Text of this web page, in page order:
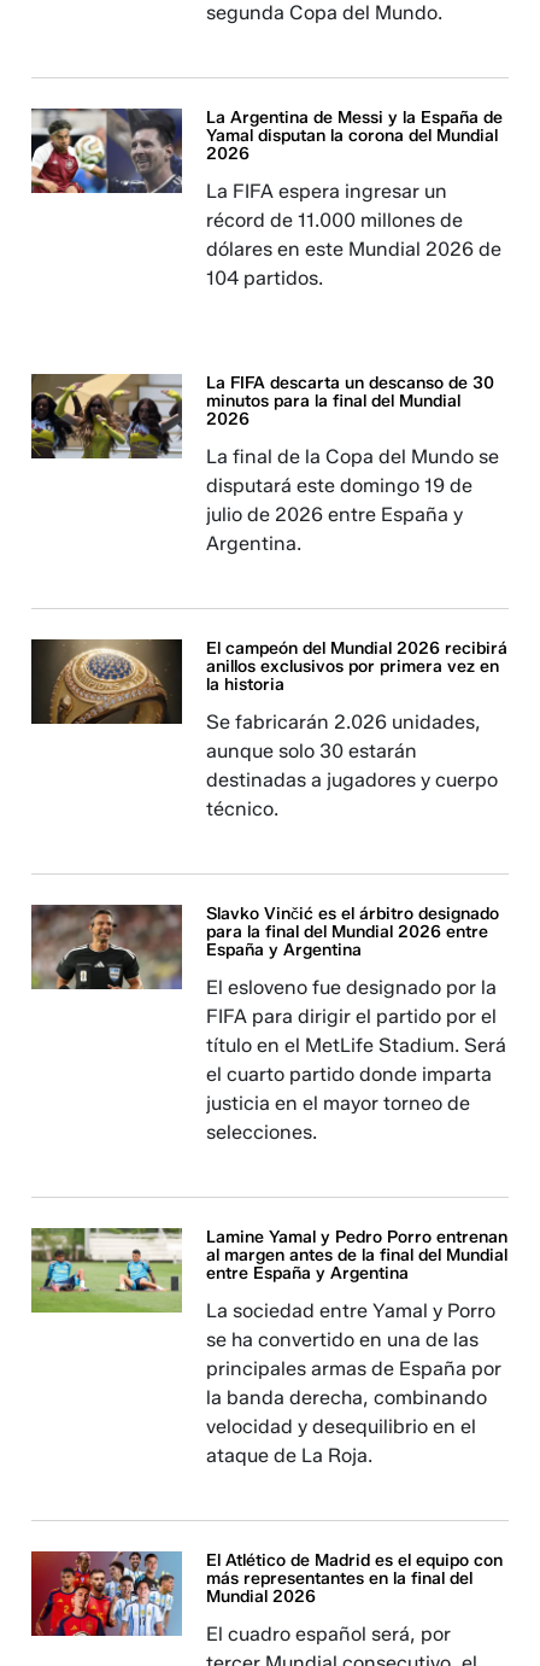
segunda Copa del Mundo.
La Argentina de Messi y la España de
Yamal disputan la corona del Mundial
2026
La FIFA espera ingresar un
récord de 11.000 millones de
dólares en este Mundial 2026 de
104 partidos.
La FIFA descarta un descanso de 30
minutos para la final del Mundial
2026
La final de la Copa del Mundo se
disputará este domingo 19 de
julio de 2026 entre España y
Argentina.
El campeón del Mundial 2026 recibirá
anillos exclusivos por primera vez en
la historia
Se fabricarán 2.026 unidades,
aunque solo 30 estarán
destinadas a jugadores y cuerpo
técnico.
Slavko Vinčić es el árbitro designado
para la final del Mundial 2026 entre
España y Argentina
El esloveno fue designado por la
FIFA para dirigir el partido por el
título en el MetLife Stadium. Será
el cuarto partido donde imparta
justicia en el mayor torneo de
selecciones.
Lamine Yamal y Pedro Porro entrenan
al margen antes de la final del Mundial
entre España y Argentina
La sociedad entre Yamal y Porro
se ha convertido en una de las
principales armas de España por
la banda derecha, combinando
velocidad y desequilibrio en el
ataque de La Roja.
El Atlético de Madrid es el equipo con
más representantes en la final del
Mundial 2026
El cuadro español será, por